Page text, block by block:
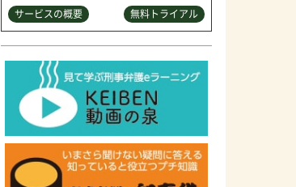
サービスの概要 無料トライアル